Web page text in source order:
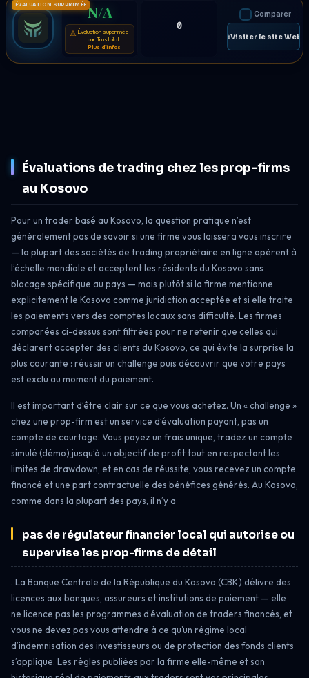
ÉVALUATION SUPPRIMÉEN/A
⚠ Évaluation supprimée
par Trustpilot
Plus d'infos
0
Comparer
🌐 Visiter le site Web
Évaluations de trading chez les prop-firms
au Kosovo
Pour un trader basé au Kosovo, la question pratique n’est
généralement pas de savoir si une firme vous laissera vous inscrire
— la plupart des sociétés de trading propriétaire en ligne opèrent à
l’échelle mondiale et acceptent les résidents du Kosovo sans
blocage spécifique au pays — mais plutôt si la firme mentionne
explicitement le Kosovo comme juridiction acceptée et si elle traite
les paiements vers des comptes locaux sans difficulté. Les firmes
comparées ci-dessus sont filtrées pour ne retenir que celles qui
déclarent accepter des clients du Kosovo, ce qui évite la surprise la
plus courante : réussir un challenge puis découvrir que votre pays
est exclu au moment du paiement.
Il est important d’être clair sur ce que vous achetez. Un « challenge »
chez une prop-firm est un service d’évaluation payant, pas un
compte de courtage. Vous payez un frais unique, tradez un compte
simulé (démo) jusqu’à un objectif de profit tout en respectant les
limites de drawdown, et en cas de réussite, vous recevez un compte
financé et une part contractuelle des bénéfices générés. Au Kosovo,
comme dans la plupart des pays, il n’y a
pas de régulateur financier local qui autorise ou
supervise les prop-firms de détail
. La Banque Centrale de la République du Kosovo (CBK) délivre des
licences aux banques, assureurs et institutions de paiement — elle
ne licence pas les programmes d’évaluation de traders financés, et
vous ne devez pas vous attendre à ce qu’un régime local
d’indemnisation des investisseurs ou de protection des fonds clients
s’applique. Les règles publiées par la firme elle-même et son